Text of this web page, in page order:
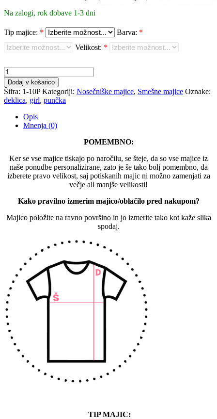
Na zalogi, rok dobave 1-3 dni
Tip majice: * Barva: *
Velikost: *
Smešna
majica
za
nosečnice
-
Karate
Punčka
Dodaj v košarico
Šifra: 1-10P Kategoriji: Nosečniške majice, Smešne majice Oznake:
deklica, girl, punčka
Opis
Mnenja (0)
POMEMBNO:
Ker se vse majice tiskajo po naročilu, se šteje, da so vse majice iz
naše ponudbe personalizirane, zato je še tako bolj pomembno, da
izberete pravo velikost, saj potiskanih majic ni možno zamenjati za
večje ali manjše velikosti!
Kako pravilno izmerim majico/oblačilo pred nakupom?
Majico položite na ravno površino in jo izmerite tako kot kaže slika
spodaj.
TIP MAJIC: